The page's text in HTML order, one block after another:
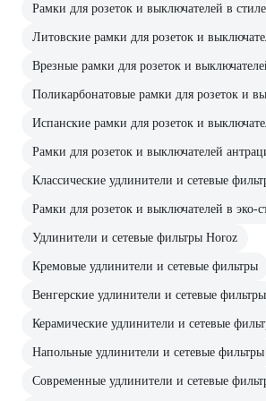
Рамки для розеток и выключателей в
Литовские рамки для розеток и
Врезные рамки для розеток и
Поликарбонатовые рамки для розеток и
Испанские рамки для розеток и
Рамки для розеток и выключателей
Классические удлинители и сетевые
Рамки для розеток и выключателей в эко-
Удлинители и сетевые фильтры Horoz
Кремовые удлинители и сетевые фильтры
Венгерские удлинители и сетевые фильтры
Керамические удлинители и сетевые
Напольные удлинители и сетевые фильтры
Современные удлинители и сетевые